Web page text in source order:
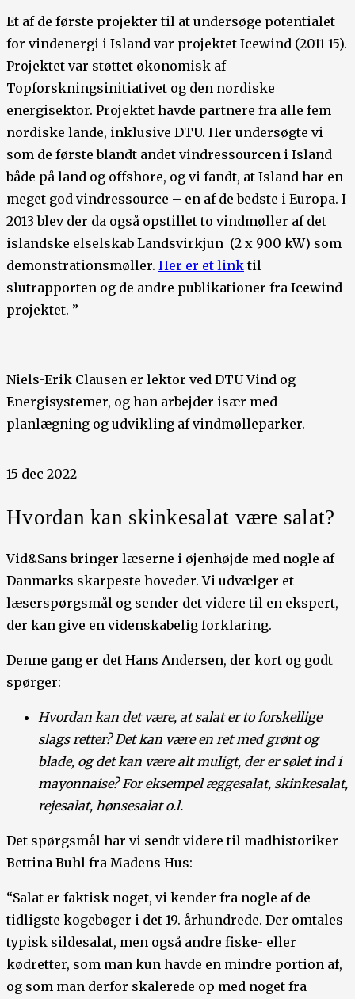
Et af de første projekter til at undersøge potentialet
for vindenergi i Island var projektet Icewind (2011-15).
Projektet var støttet økonomisk af
Topforskningsinitiativet og den nordiske
energisektor. Projektet havde partnere fra alle fem
nordiske lande, inklusive DTU. Her undersøgte vi
som de første blandt andet vindressourcen i Island
både på land og offshore, og vi fandt, at Island har en
meget god vindressource – en af de bedste i Europa. I
2013 blev der da også opstillet to vindmøller af det
islandske elselskab Landsvirkjun (2 x 900 kW) som
demonstrationsmøller. Her er et linktil
slutrapporten og de andre publikationer fra Icewind-
projektet. ”
–
Niels-Erik Clausen er lektor ved DTU Vind og
Energisystemer, og han arbejder især med
planlægning og udvikling af vindmølleparker.
15 dec 2022
Hvordan kan skinkesalat være salat?
Vid&Sans bringer læserne i øjenhøjde med nogle af
Danmarks skarpeste hoveder. Vi udvælger et
læserspørgsmål og sender det videre til en ekspert,
der kan give en videnskabelig forklaring.
Denne gang er det Hans Andersen, der kort og godt
spørger:
Hvordan kan det være, at salat er to forskellige
slags retter? Det kan være en ret med grønt og
blade, og det kan være alt muligt, der er sølet ind i
mayonnaise? For eksempel æggesalat, skinkesalat,
rejesalat, hønsesalat o.l.
Det spørgsmål har vi sendt videre til madhistoriker
Bettina Buhl fra Madens Hus:
“Salat er faktisk noget, vi kender fra nogle af de
tidligste kogebøger i det 19. århundrede. Der omtales
typisk sildesalat, men også andre fiske- eller
kødretter, som man kun havde en mindre portion af,
og som man derfor skalerede op med noget fra